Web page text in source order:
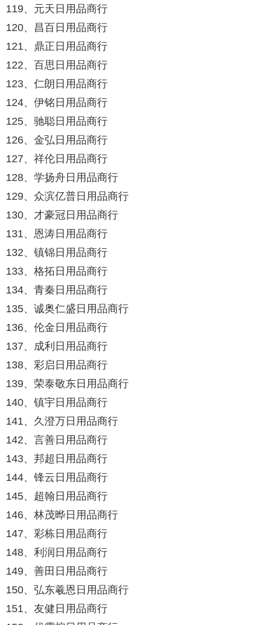
119、元天日用品商行
120、昌百日用品商行
121、鼎正日用品商行
122、百思日用品商行
123、仁朗日用品商行
124、伊铭日用品商行
125、驰聪日用品商行
126、金弘日用品商行
127、祥伦日用品商行
128、学扬舟日用品商行
129、众滨亿普日用品商行
130、才豪冠日用品商行
131、恩涛日用品商行
132、镇锦日用品商行
133、格拓日用品商行
134、青秦日用品商行
135、诚奥仁盛日用品商行
136、伦金日用品商行
137、成利日用品商行
138、彩启日用品商行
139、荣泰敬东日用品商行
140、镇宇日用品商行
141、久澄万日用品商行
142、言善日用品商行
143、邦超日用品商行
144、锋云日用品商行
145、超翰日用品商行
146、林茂晔日用品商行
147、彩栋日用品商行
148、利润日用品商行
149、善田日用品商行
150、弘东羲恩日用品商行
151、友健日用品商行